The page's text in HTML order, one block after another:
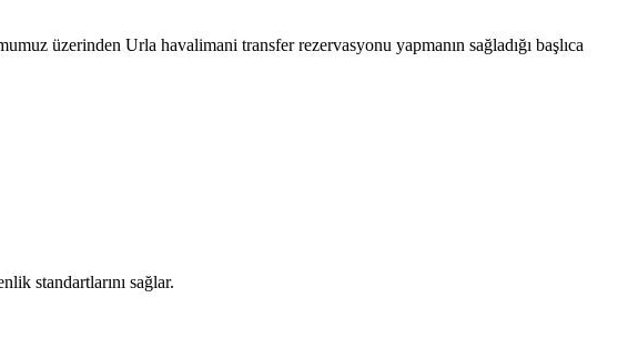
üzerinden Urla havalimani transfer rezervasyonu yapmanın sağladığı başlıca
standartlarını sağlar.